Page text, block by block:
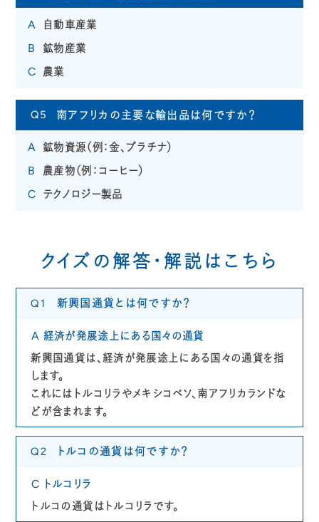
A 自動車産業
B 鉱物産業
C 農業
Q5 南アフリカの主要な輸出品は何ですか？
A 鉱物資源（例：金、プラチナ）
B 農産物（例：コーヒー）
C テクノロジー製品
クイズの解答・解説はこちら
Q1 新興国通貨とは何ですか？
A 経済が発展途上にある国々の通貨
新興国通貨は、経済が発展途上にある国々の通貨を指
します。
これにはトルコリラやメキシコペソ、南アフリカランドな
どが含まれます。
Q2 トルコの通貨は何ですか？
C トルコリラ
トルコの通貨はトルコリラです。